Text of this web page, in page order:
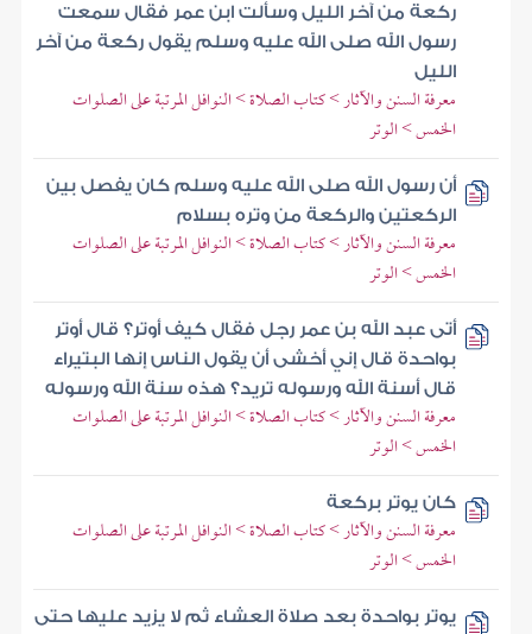
ركعة من آخر الليل وسألت ابن عمر فقال سمعت
رسول الله صلى الله عليه وسلم يقول ركعة من آخر
الليل
معرفة السنن والآثار > كتاب الصلاة > النوافل المرتبة على الصلوات
الخمس > الوتر
أن رسول الله صلى الله عليه وسلم كان يفصل بين
الركعتين والركعة من وتره بسلام
معرفة السنن والآثار > كتاب الصلاة > النوافل المرتبة على الصلوات
الخمس > الوتر
أتى عبد الله بن عمر رجل فقال كيف أوتر؟ قال أوتر
بواحدة قال إني أخشى أن يقول الناس إنها البتيراء
قال أسنة الله ورسوله تريد؟ هذه سنة الله ورسوله
معرفة السنن والآثار > كتاب الصلاة > النوافل المرتبة على الصلوات
الخمس > الوتر
كان يوتر بركعة
معرفة السنن والآثار > كتاب الصلاة > النوافل المرتبة على الصلوات
الخمس > الوتر
يوتر بواحدة بعد صلاة العشاء ثم لا يزيد عليها حتى